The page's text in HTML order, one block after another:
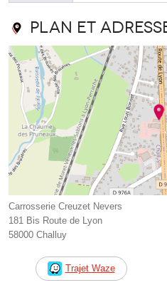
Plan et
Carrosserie Creuzet Nevers
181 Bis Route de Lyon
58000 Challuy
Trajet Waze